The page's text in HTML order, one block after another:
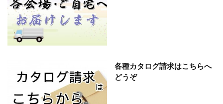
各種カタログ請求はこちらへ
どうぞ